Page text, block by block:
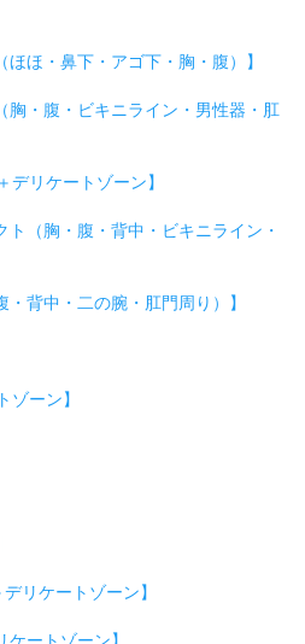
ほ・鼻下・アゴ下・胸・腹）】
胸・腹・ビキニライン・男性器・肛
デリケートゾーン】
（胸・腹・背中・ビキニライン・
背中・二の腕・肛門周り）】
ゾーン】
リケートゾーン】
ートゾーン】